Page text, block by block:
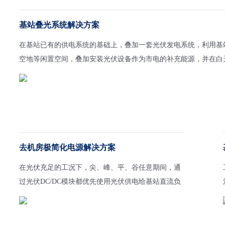
基站叠光系统解决方案
在基站已有的供电系统的基础上，叠加一套光伏发电系统，利用
空地等闲置空间，叠加安装光伏设备作为市电的补充能源，并在
去机房极简化电源解决方案
在光伏充足的工况下，尖、峰、平、谷任意期间，通
过光伏DC/DC模块都优先使用光伏供电给基站直流负
载；光伏不足的部分根据不同电价期可以由储能电池